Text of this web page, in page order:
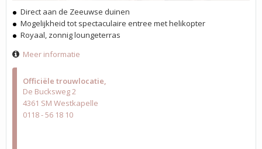
Officiële trouwlocatie
De Bucksweg 2
4361 SM Westkapelle
0118 - 56 18 10
Direct aan de Zeeuwse duinen
Mogelijkheid tot spectaculaire entree met helikopter
Royaal, zonnig loungeterras
Meer informatie